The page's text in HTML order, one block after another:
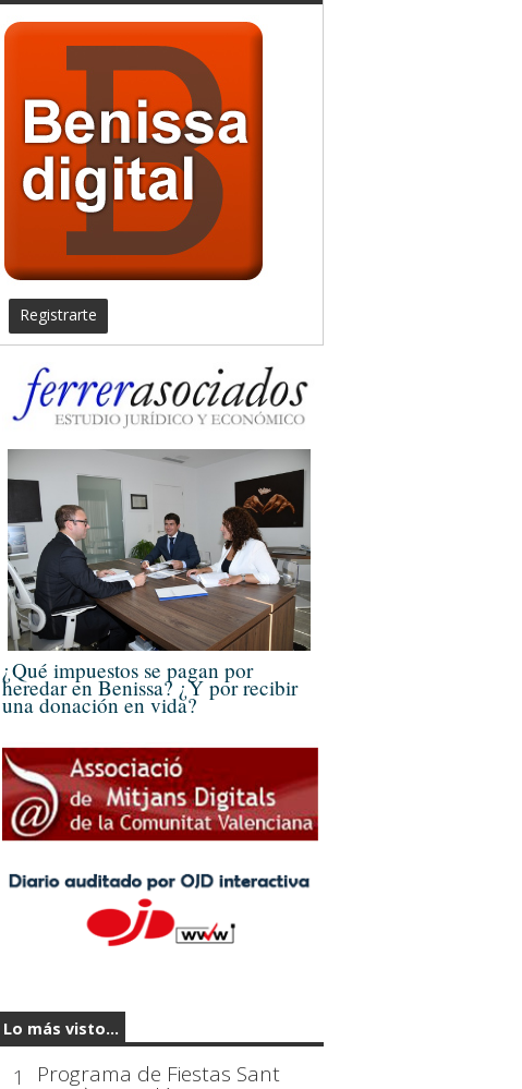
Registrarte
¿Qué impuestos se pagan por
heredar en Benissa? ¿Y por recibir
una donación en vida?
Lo más visto...
1 Programa de Fiestas Sant